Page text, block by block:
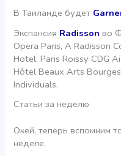
В Таиланде будет
Экспансия Radisson во
Opera Paris, A Radisson
Hotel, Paris Roissy CDG
Hôtel Beaux Arts
Individuals.
Статьи за неделю
Окей, теперь вспомним
неделе.